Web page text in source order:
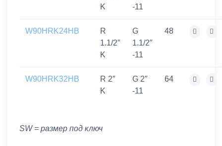
K
-11
W90HRK24HB
R
1.1/2″
K
G
1.1/2″
-11
48
W90HRK32HB
R 2″
K
G 2″
-11
64
SW = размер под ключ